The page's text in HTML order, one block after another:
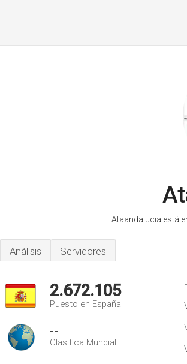
Ataandalucia está
Análisis Servidores
2.672.105
Puesto en España
--
Clasifica Mundial